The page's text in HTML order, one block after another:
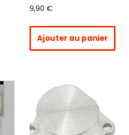
9,90 €
Ajouter au panier